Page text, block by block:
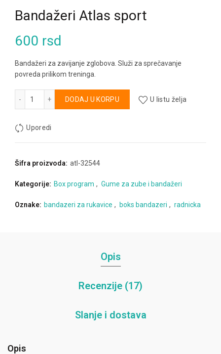
Bandažeri Atlas sport
600 rsd
Bandažeri za zavijanje zglobova. Služi za sprečavanje
povreda prilikom treninga.
DODAJ U KORPU
Alternative:
U listu želja
Uporedi
Šifra proizvoda: atl-32544
Kategorije: Box program , Gume za zube i bandažeri
Oznake: bandazeri za rukavice , boks bandazeri , radnicka
Opis
Recenzije (17)
Slanje i dostava
Opis